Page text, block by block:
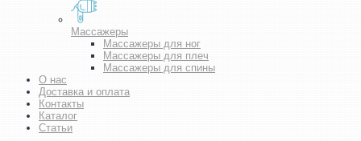
Массажеры
Массажеры для ног
Массажеры для плеч
Массажеры для спины
О нас
Доставка и оплата
Контакты
Каталог
Статьи